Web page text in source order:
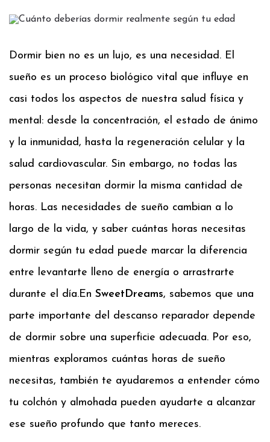
Dormir bien no es un lujo, es una necesidad. El
sueño es un proceso biológico vital que influye en
casi todos los aspectos de nuestra salud física y
mental: desde la concentración, el estado de ánimo
y la inmunidad, hasta la regeneración celular y la
salud cardiovascular. Sin embargo, no todas las
personas necesitan dormir la misma cantidad de
horas. Las necesidades de sueño cambian a lo
largo de la vida, y saber cuántas horas necesitas
dormir según tu edad puede marcar la diferencia
entre levantarte lleno de energía o arrastrarte
durante el día.En SweetDreams, sabemos que una
parte importante del descanso reparador depende
de dormir sobre una superficie adecuada. Por eso,
mientras exploramos cuántas horas de sueño
necesitas, también te ayudaremos a entender cómo
tu colchón y almohada pueden ayudarte a alcanzar
ese sueño profundo que tanto mereces.